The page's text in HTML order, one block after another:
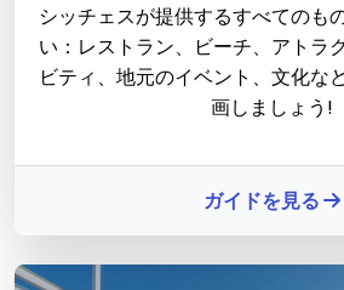
シッチェスが提供するすべてのも
い：レストラン、ビーチ、アトラ
ビティ、地元のイベント、文化な
画しましょう!
ガイドを見る